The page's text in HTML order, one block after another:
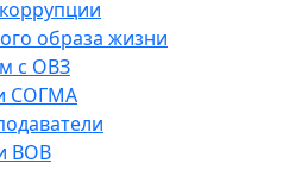
образа жизни
с ОВЗ
СОГМА
ВОВ